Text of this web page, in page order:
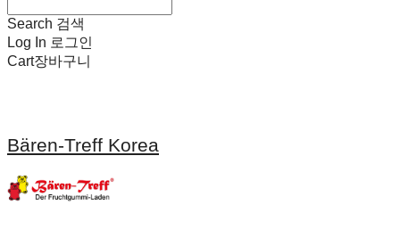
Search 검색
Log In 로그인
Cart장바구니
Bären-Treff Korea